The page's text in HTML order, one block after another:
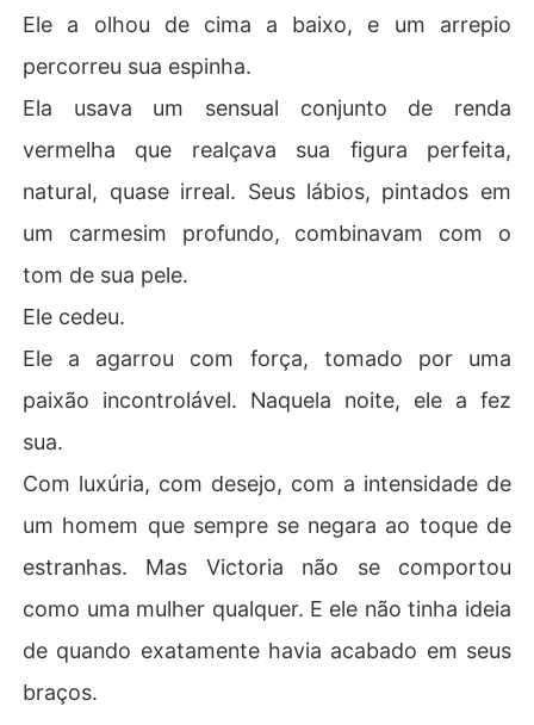
Ele a olhou de cima a baixo, e um arrepio
percorreu sua espinha.
Ela usava um sensual conjunto de renda
vermelha que realçava sua figura perfeita,
natural, quase irreal. Seus lábios, pintados em
um carmesim profundo, combinavam com o
tom de sua pele.
Ele cedeu.
Ele a agarrou com força, tomado por uma
paixão incontrolável. Naquela noite, ele a fez
sua.
Com luxúria, com desejo, com a intensidade de
um homem que sempre se negara ao toque de
estranhas. Mas Victoria não se comportou
como uma mulher qualquer. E ele não tinha ideia
de quando exatamente havia acabado em seus
braços.